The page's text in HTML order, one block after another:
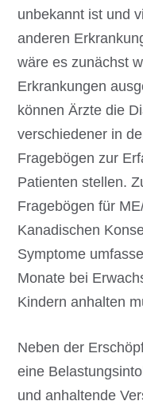
unbekannt ist und
anderen
wäre es zunächst
Erkrankungen
können Ärzte die
verschiedener in
Fragebögen zur
Patienten stellen.
Fragebögen für
Kanadischen
Symptome
Monate bei
Kindern anhalten
Neben der
eine
und anhaltende